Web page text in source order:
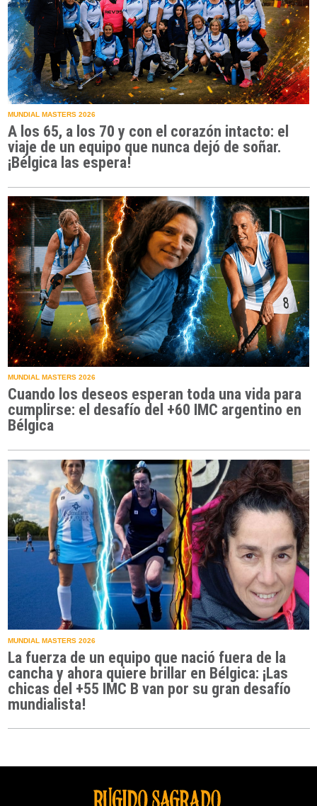
MUNDIAL MASTERS 2026
A los 65, a los 70 y con el corazón intacto: el
viaje de un equipo que nunca dejó de soñar.
¡Bélgica las espera!
MUNDIAL MASTERS 2026
Cuando los deseos esperan toda una vida para
cumplirse: el desafío del +60 IMC argentino en
Bélgica
MUNDIAL MASTERS 2026
La fuerza de un equipo que nació fuera de la
cancha y ahora quiere brillar en Bélgica: ¡Las
chicas del +55 IMC B van por su gran desafío
mundialista!